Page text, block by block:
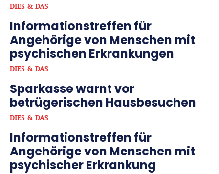
DIES & DAS
Informationstreffen für
Angehörige von Menschen mit
psychischen Erkrankungen
DIES & DAS
Sparkasse warnt vor
betrügerischen Hausbesuchen
DIES & DAS
Informationstreffen für
Angehörige von Menschen mit
psychischer Erkrankung